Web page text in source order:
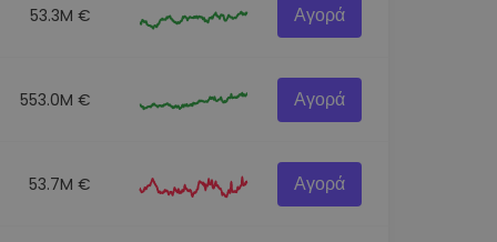
53.3M € Αγορά
553.0M € Αγορά
53.7M € Αγορά